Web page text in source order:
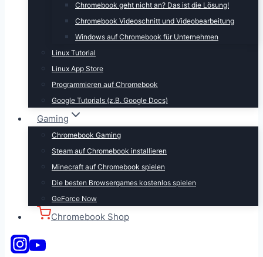
Chromebook geht nicht an? Das ist die Lösung!
Chromebook Videoschnitt und Videobearbeitung
Windows auf Chromebook für Unternehmen
Linux Tutorial
Linux App Store
Programmieren auf Chromebook
Google Tutorials (z.B. Google Docs)
Gaming
Chromebook Gaming
Steam auf Chromebook installieren
Minecraft auf Chromebook spielen
Die besten Browsergames kostenlos spielen
GeForce Now
Chromebook Shop